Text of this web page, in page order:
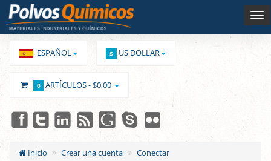
ESPAÑOL $ US DOLLAR
0 ARTÍCULOS -$0,00
Inicio Crear una cuenta Conectar